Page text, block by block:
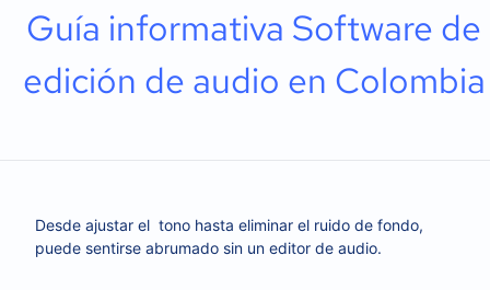
Guía informativa Software de
edición de audio en Colombia
Desde ajustar el tono hasta eliminar el ruido de fondo,
puede sentirse abrumado sin un editor de audio.